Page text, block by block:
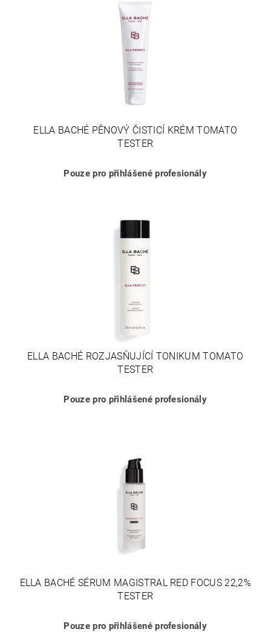
ELLA BACHÉ PĚNOVÝ ČISTICÍ KRÉM TOMATO
TESTER
Pouze pro přihlášené profesionály
ELLA BACHÉ ROZJASŇUJÍCÍ TONIKUM TOMATO
TESTER
Pouze pro přihlášené profesionály
ELLA BACHÉ SÉRUM MAGISTRAL RED FOCUS 22,2%
TESTER
Pouze pro přihlášené profesionály